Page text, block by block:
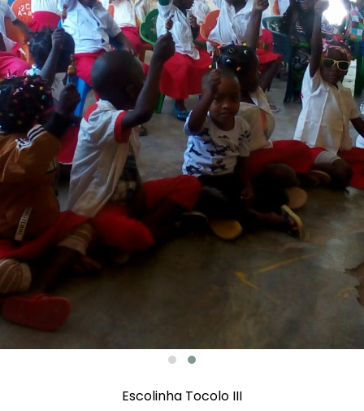
Escolinha Tocolo III